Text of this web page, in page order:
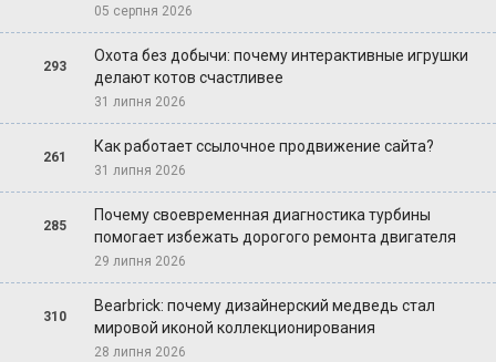
05 серпня 2026
293
Охота без добычи: почему интерактивные игрушки
делают котов счастливее
31 липня 2026
261
Как работает ссылочное продвижение сайта?
31 липня 2026
285
Почему своевременная диагностика турбины
помогает избежать дорогого ремонта двигателя
29 липня 2026
310
Bearbrick: почему дизайнерский медведь стал
мировой иконой коллекционирования
28 липня 2026